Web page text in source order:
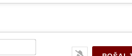
Ime*